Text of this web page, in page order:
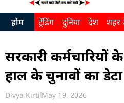
होम ट्रेंडिंग दुनिया देश शहर
सरकारी कर्मचारियों
हाल के चुनावों का
Divya Kirti May 19, 2026